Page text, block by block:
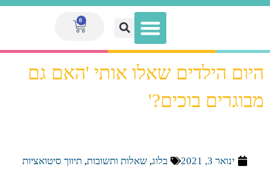
0
היום הילדים שאלו אותי 'האם גם
מבוגרים בוכים?'
ינואר 3, 2021 בלוג, שאלות ותשובות, תיווך סיטואציות